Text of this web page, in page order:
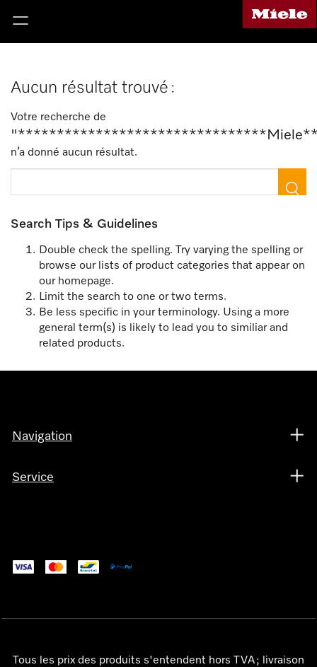
Aucun résultat trouvé :
Votre recherche de
n’a donné aucun résultat.
Search Tips & Guidelines
Double check the spelling. Try varying the spelling or
browse our lists of product categories that appear on
our homepage.
Limit the search to one or two terms.
Be less specific in your terminology. Using a more
general term(s) is likely to lead you to similiar and
related products.
Navigation
Service
Tous les prix des produits s'entendent hors TVA ; livraison